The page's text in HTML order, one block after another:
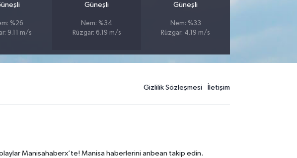
%26
9.11 m/s
Güneşli
Nem: %34
Rüzgar: 6.19 m/s
Güneşli
Nem: %33
Rüzgar: 4.19 m/s
Gizlilik Sözleşmesi İletişim
Manisahaberx’te! Manisa haberlerini anbean takip edin.